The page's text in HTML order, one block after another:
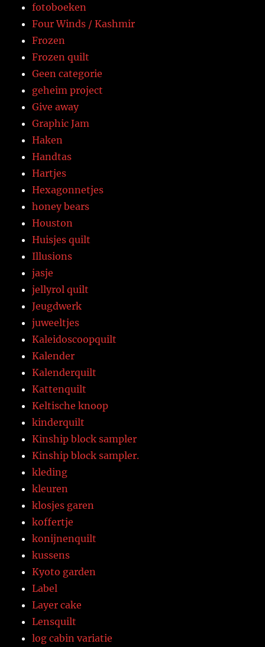
fotoboeken
Four Winds / Kashmir
Frozen
Frozen quilt
Geen categorie
geheim project
Give away
Graphic Jam
Haken
Handtas
Hartjes
Hexagonnetjes
honey bears
Houston
Huisjes quilt
Illusions
jasje
jellyrol quilt
Jeugdwerk
juweeltjes
Kaleidoscoopquilt
Kalender
Kalenderquilt
Kattenquilt
Keltische knoop
kinderquilt
Kinship block sampler
Kinship block sampler.
kleding
kleuren
klosjes garen
koffertje
konijnenquilt
kussens
Kyoto garden
Label
Layer cake
Lensquilt
log cabin variatie